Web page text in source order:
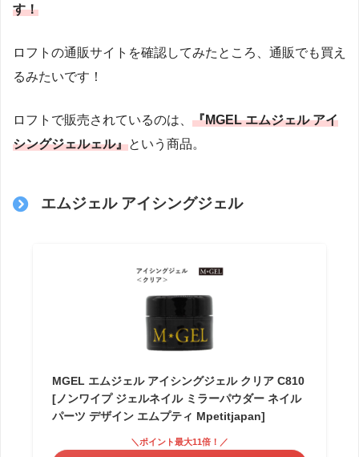
す！
ロフトの通販サイトを確認してみたところ、通販でも買え
るみたいです！
ロフトで販売されているのは、 『MGEL エムジェル アイ
シングジェルェル』という商品。
エムジェル アイシングジェル
MGEL エムジェル アイシングジェル クリア C810
[ノンワイプ ジェルネイル ミラーパウダー ネイル
パーツ デザイン エムプティ Mpetitjapan]
＼ポイント最大11倍！／